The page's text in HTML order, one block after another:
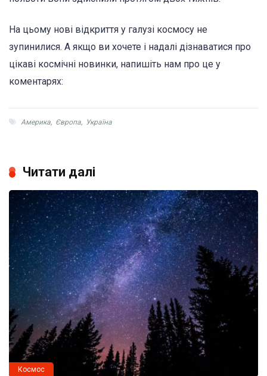
На цьому нові відкриття у галузі космосу не
зупинилися. А якщо ви хочете і надалі дізнаватися про
цікаві космічні новинки, напишіть нам про це у
коментарях:
Америка, Європа, Україна
Читати далі
Космос